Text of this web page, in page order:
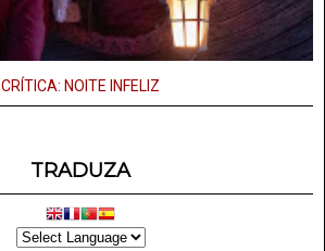
CRÍTICA: NOITE INFELIZ
TRADUZA